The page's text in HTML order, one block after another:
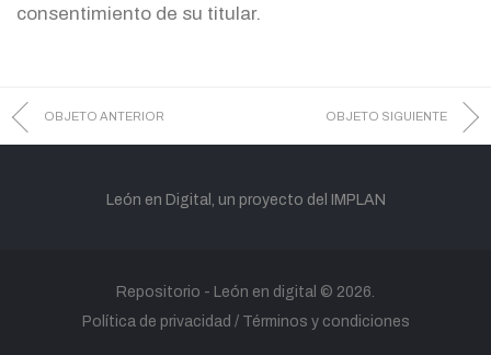
consentimiento de su titular.
OBJETO ANTERIOR OBJETO SIGUIENTE
León en Digital, un proyecto del IMPLAN
Repositorio - León en digital © 2026.
Política de privacidad
Términos y condiciones